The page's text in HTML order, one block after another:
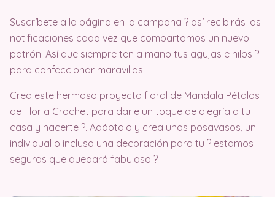
Suscríbete a la página en la campana ? así recibirás las
notificaciones cada vez que compartamos un nuevo
patrón. Así que siempre ten a mano tus agujas e hilos ?
para confeccionar maravillas.
Crea este hermoso proyecto floral de Mandala Pétalos
de Flor a Crochet para darle un toque de alegría a tu
casa y hacerte ?. Adáptalo y crea unos posavasos, un
individual o incluso una decoración para tu ? estamos
seguras que quedará fabuloso ?